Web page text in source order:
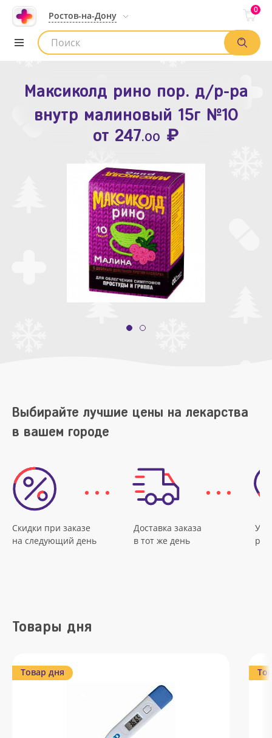
Ростов-на-Дону
0
Список аптек
Максиколд рино пор. д/р-ра
внутр малиновый 15г №10
от 247.00 ₽
Зодак таб. п.п.о. 10мг №10
от109.80 ₽
Выбирайте лучшие цены на лекарства
в вашем городе
Скидки при заказе
на следующий день
Доставка заказа
в тот же день
Товары дня
Товар дня